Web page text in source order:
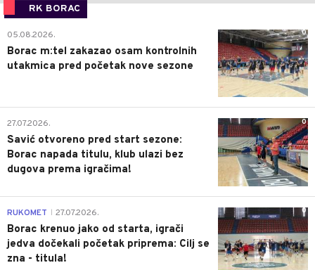
RK BORAC
0
05.08.2026.
Borac m:tel zakazao osam kontrolnih
utakmica pred početak nove sezone
0
27.07.2026.
Savić otvoreno pred start sezone:
Borac napada titulu, klub ulazi bez
dugova prema igračima!
0
RUKOMET 27.07.2026.
Borac krenuo jako od starta, igrači
jedva dočekali početak priprema: Cilj se
zna - titula!